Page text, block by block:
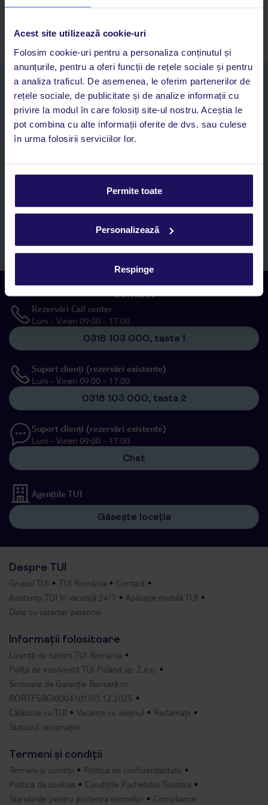
Acest site utilizează cookie-uri
Folosim cookie-uri pentru a personaliza conținutul și
anunțurile, pentru a oferi funcții de rețele sociale și pentru
a analiza traficul. De asemenea, le oferim partenerilor de
rețele sociale, de publicitate și de analize informații cu
privire la modul în care folosiți site-ul nostru. Aceștia le
pot combina cu alte informații oferite de dvs. sau culese
în urma folosirii serviciilor lor.
Permite toate
Personalizează
Respinge
Abonați-vă la newsletter
NUME SI PRENUME*
E-MAIL*
Sunt de acord cu prelucrarea datelor mele personale de către TUI
Romania SRL în scopuri de marketing, în cadrul și în scopul
Contact
Rezervări Call center
Luni - Vineri 09:00 - 17:00
0318 103 000, tasta 1
Suport clienți (rezervări existente)
Luni - Vineri 09:00 - 17:00
0318 103 000, tasta 2
Suport clienți (rezervări existente)
Luni - Vineri 09:00 - 17:00
Chat
Agențiile TUI
Găsește locația
Despre TUI
Grupul TUI TUI România
Contact
Asistența TUI în vacanță 24/7
Aplicație mobilă TUI
Date cu caracter personal
Informații folositoare
Licență de turism TUI Romania
Polița de insolvență TUI Poland sp. Z.o.o.
Scrisoare de Garanție Bancară nr.
RORTFSBGI0004101/03.12.2025
Călătorie cu TUI
Vacanțe cu avionul
Reclamații
Statusul reclamației
Termeni și condiții
Termeni și condiții
Politica de confidențialitate
Politica de cookies
Condițiile Pachetelor Turistice
Standarde pentru protecția minorilor
Compliance